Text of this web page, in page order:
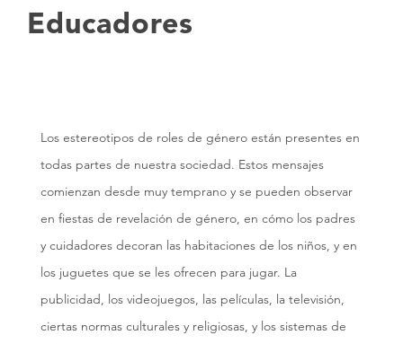
Educadores
Los estereotipos de roles de género están presentes en
todas partes de nuestra sociedad. Estos mensajes
comienzan desde muy temprano y se pueden observar
en fiestas de revelación de género, en cómo los padres
y cuidadores decoran las habitaciones de los niños, y en
los juguetes que se les ofrecen para jugar. La
publicidad, los videojuegos, las películas, la televisión,
ciertas normas culturales y religiosas, y los sistemas de